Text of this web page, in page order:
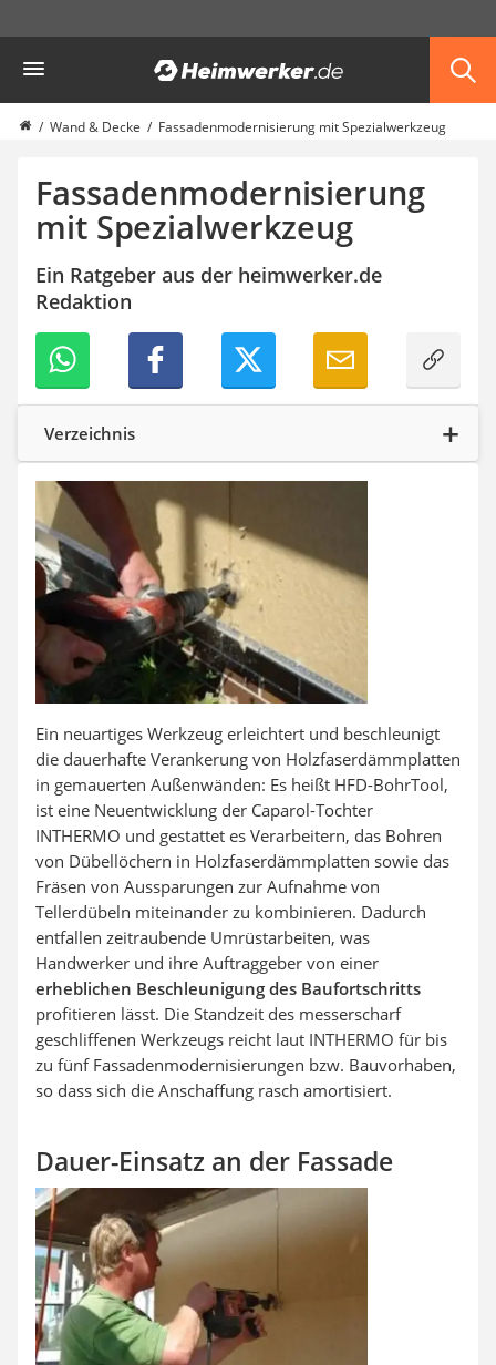
Haus & Bau
Außenleuchte mit Kamera
Ozongenerator
Smart-Home-Rauchmelder
Schlüsseltresor
Überwachungskameras außen
Reizstromgerät
Infrarot-Thermometer
GPS-Tracker
Heizkissen
Digitale Zeitschaltuhr
Paketbriefkasten
Fensterkontaktschalter
Hygrometer
LED-Baustrahler
Aluleiter
Tiefengrund
LED-Beamer
Video-Türsprechanlage
Wand & Decke Fassadenmodernisierung mit Spezialwerkzeug
Fassadenmodernisierung
mit Spezialwerkzeug
Ein Ratgeber aus der heimwerker.de
Redaktion
Verzeichnis
Ein neuartiges Werkzeug erleichtert und beschleunigt
die dauerhafte Verankerung von Holzfaserdämmplatten
in gemauerten Außenwänden: Es heißt HFD-BohrTool,
ist eine Neuentwicklung der Caparol-Tochter
INTHERMO und gestattet es Verarbeitern, das Bohren
von Dübellöchern in Holzfaserdämmplatten sowie das
Fräsen von Aussparungen zur Aufnahme von
Tellerdübeln miteinander zu kombinieren. Dadurch
entfallen zeitraubende Umrüstarbeiten, was
Handwerker und ihre Auftraggeber von einer
erheblichen Beschleunigung des Baufortschritts
profitieren lässt. Die Standzeit des messerscharf
geschliffenen Werkzeugs reicht laut INTHERMO für bis
zu fünf Fassadenmodernisierungen bzw. Bauvorhaben,
so dass sich die Anschaffung rasch amortisiert.
Dauer-Einsatz an der Fassade